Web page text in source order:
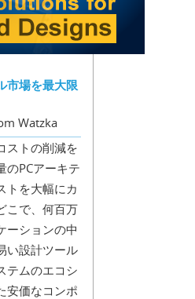
市場を最大限
Watzka
ストの削減を
のPCアーキテ
トを大幅にカ
こで、何百万
ーションの中
い設計ツール
テムのエコシ
安価なコンポ